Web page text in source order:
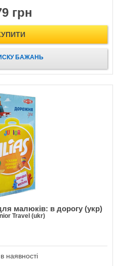
грн
БАЖАНЬ
малюків: в дорогу (укр)
Travel (ukr)
наявності